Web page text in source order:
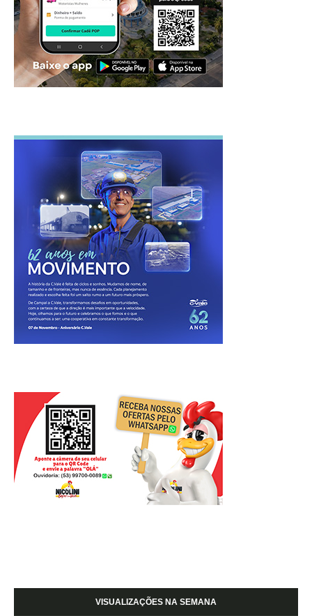
VISUALIZAÇÕES NA SEMANA